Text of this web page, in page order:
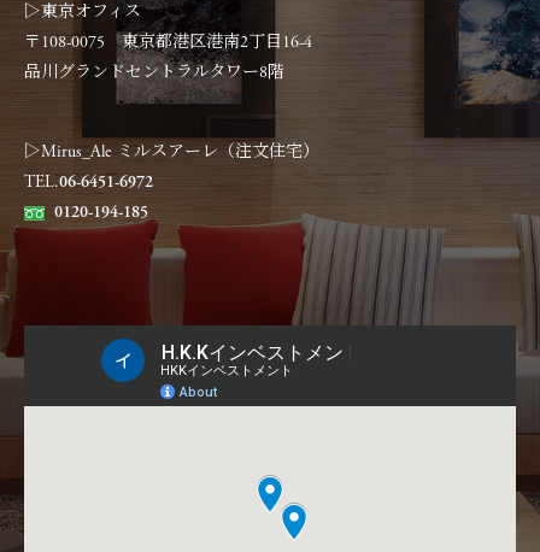
▷東京オフィス
〒108-0075 東京都港区港南2丁目16-4
品川グランドセントラルタワー8階
▷Mirus_Ale ミルスアーレ（注文住宅）
TEL.06-6451-6972
0120-194-185